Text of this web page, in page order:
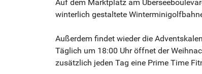
Auf dem Marktplatz am
winterlich gestaltete
Außerdem findet wieder die
Täglich um 18:00 Uhr öffnet der
zusätzlich jeden Tag eine Prime Time